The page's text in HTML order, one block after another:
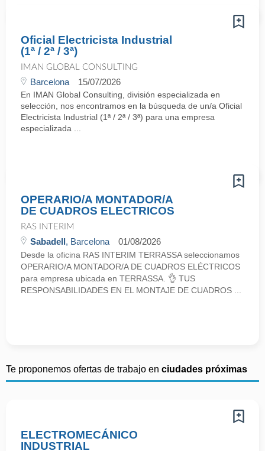
Oficial Electricista Industrial
(1ª / 2ª / 3ª)
IMAN GLOBAL CONSULTING
Barcelona 15/07/2026
En IMAN Global Consulting, división especializada en
selección, nos encontramos en la búsqueda de un/a Oficial
Electricista Industrial (1ª / 2ª / 3ª) para una empresa
especializada ...
OPERARIO/A MONTADOR/A
DE CUADROS ELECTRICOS
RAS INTERIM
Sabadell, Barcelona 01/08/2026
Desde la oficina RAS INTERIM TERRASSA seleccionamos
OPERARIO/A MONTADOR/A DE CUADROS ELÉCTRICOS
para empresa ubicada en TERRASSA. 👌 TUS
RESPONSABILIDADES EN EL MONTAJE DE CUADROS ...
Te proponemos ofertas de trabajo en ciudades próximas
ELECTROMECÁNICO
INDUSTRIAL